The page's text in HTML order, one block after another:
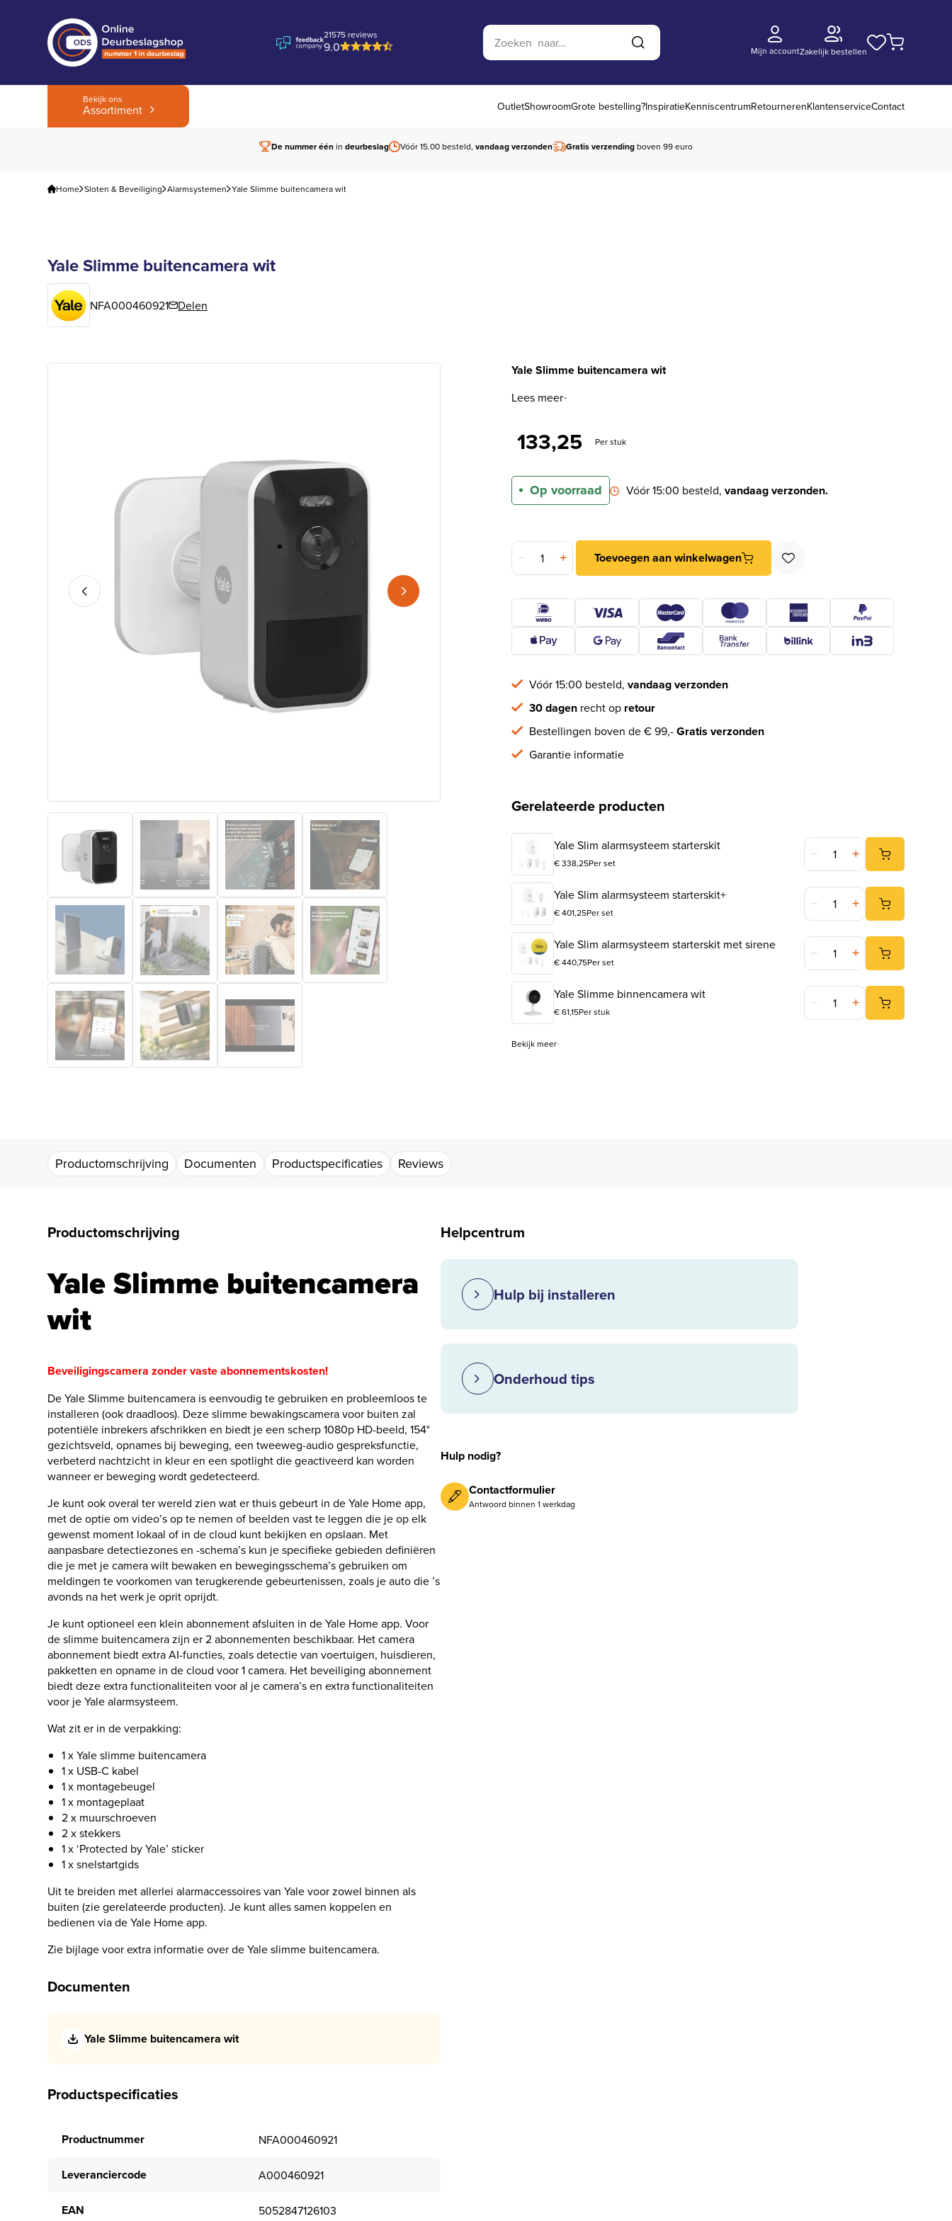
21575 reviews
9.0
Zoek op website
Zoeken
Mijn accountZakelijk bestellen
Bekijk ons
Assortiment OutletShowroomGrote bestelling?InspiratieKenniscentrumRetournerenKlantenserviceContact
De nummer éénin deurbeslag Vóór 15.00 besteld, vandaag verzonden Gratis verzendingboven 99 euro
Home Sloten & Beveiliging Alarmsystemen Yale Slimme buitencamera wit
Yale Slimme buitencamera wit
NFA000460921 Delen
Yale Slimme buitencamera wit
Lees meer
133,25 Per stuk
Op voorraad Vóór 15:00 besteld, vandaag verzonden.
Yale Slimme buitencamera wit aantal
Toevoegen aan winkelwagen
Vóór 15:00 besteld, vandaag verzonden
30 dagen recht op retour
Bestellingen boven de € 99,-Gratis verzonden
Garantie informatie
Gerelateerde producten
Yale Slim alarmsysteem starterskit
€338,25Per set
Yale Slim alarmsysteem
Yale Slim alarmsysteem starterskit+
€401,25Per set
Yale Slim alarmsysteem
Yale Slim alarmsysteem starterskit met sirene
€440,75Per set
Yale Slim alarmsysteem
Yale Slimme binnencamera wit
€61,15Per stuk
Yale Slimme binnencamera
Bekijk meer
Productomschrijving Documenten Productspecificaties Reviews
Productomschrijving
Yale Slimme buitencamera
wit
Beveiligingscamera zonder vaste abonnementskosten!
De Yale Slimme buitencamera is eenvoudig te gebruiken en probleemloos te
installeren (ook draadloos). Deze slimme bewakingscamera voor buiten zal
potentiële inbrekers afschrikken en biedt je een scherp 1080p HD-beeld, 154°
gezichtsveld, opnames bij beweging, een tweeweg-audio gespreksfunctie,
verbeterd nachtzicht in kleur en een spotlight die geactiveerd kan worden
wanneer er beweging wordt gedetecteerd.
Je kunt ook overal ter wereld zien wat er thuis gebeurt in de Yale Home app,
met de optie om video’s op te nemen of beelden vast te leggen die je op elk
gewenst moment lokaal of in de cloud kunt bekijken en opslaan. Met
aanpasbare detectiezones en -schema’s kun je specifieke gebieden definiëren
die je met je camera wilt bewaken en bewegingsschema’s gebruiken om
meldingen te voorkomen van terugkerende gebeurtenissen, zoals je auto die ’s
avonds na het werk je oprit oprijdt.
Je kunt optioneel een klein abonnement afsluiten in de Yale Home app. Voor
de slimme buitencamera zijn er 2 abonnementen beschikbaar. Het camera
abonnement biedt extra AI-functies, zoals detectie van voertuigen, huisdieren,
pakketten en opname in de cloud voor 1 camera. Het beveiliging abonnement
biedt deze extra functionaliteiten voor al je camera’s en extra functionaliteiten
voor je Yale alarmsysteem.
Wat zit er in de verpakking:
1 x Yale slimme buitencamera
1 x USB-C kabel
1 x montagebeugel
1 x montageplaat
2 x muurschroeven
2 x stekkers
1 x ‘Protected by Yale’ sticker
1 x snelstartgids
Uit te breiden met allerlei alarmaccessoires van Yale voor zowel binnen als
buiten (zie gerelateerde producten). Je kunt alles samen koppelen en
bedienen via de Yale Home app.
Zie bijlage voor extra informatie over de Yale slimme buitencamera.
Documenten
Yale Slimme buitencamera wit
Productspecificaties
Productnummer NFA000460921
Leveranciercode A000460921
EAN 5052847126103
Helpcentrum
Hulp bij installeren
Onderhoud tips
Hulp nodig?
Contactformulier
Antwoord binnen 1 werkdag